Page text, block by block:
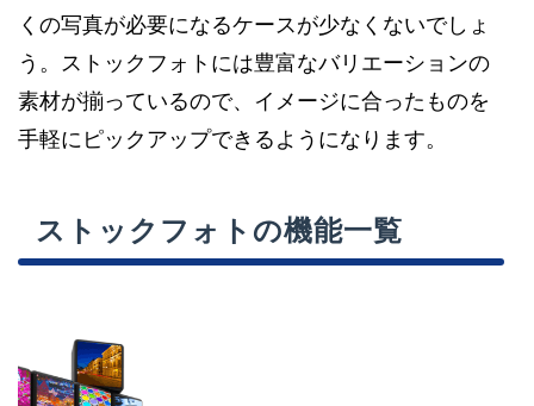
くの写真が必要になるケースが少なくないでしょ
う。ストックフォトには豊富なバリエーションの
素材が揃っているので、イメージに合ったものを
手軽にピックアップできるようになります。
ストックフォトの機能一覧